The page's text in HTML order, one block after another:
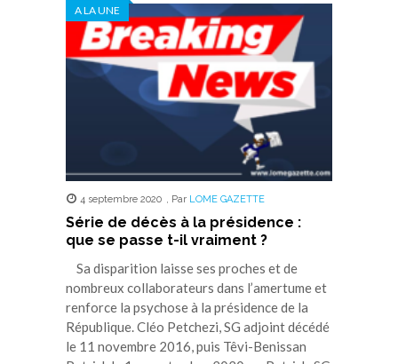
A LA UNE
4 septembre 2020 , Par LOME GAZETTE
Série de décès à la présidence :
que se passe t-il vraiment ?
Sa disparition laisse ses proches et de
nombreux collaborateurs dans l’amertume et
renforce la psychose à la présidence de la
République. Cléo Petchezi, SG adjoint décédé
le 11 novembre 2016, puis Têvi-Benissan